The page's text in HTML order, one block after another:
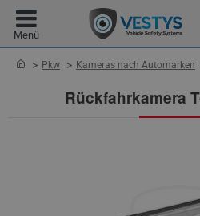
Rückfahrkamera
homePkw Kameras nach Automarken